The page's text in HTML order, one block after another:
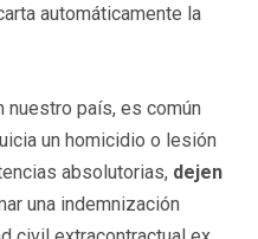
automáticamente la
nuestro país, es común
un homicidio o lesión
absolutorias, dejen
una indemnización